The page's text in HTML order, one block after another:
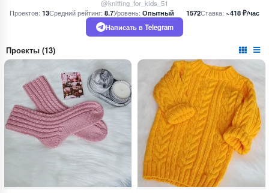
@knitting_for_kids_51
Проектов: 13Средний рейтинг: 8.7Уровень: Опытный 1572Ставка:~418 ₽/час
Написать в Telegram
Проекты (13)